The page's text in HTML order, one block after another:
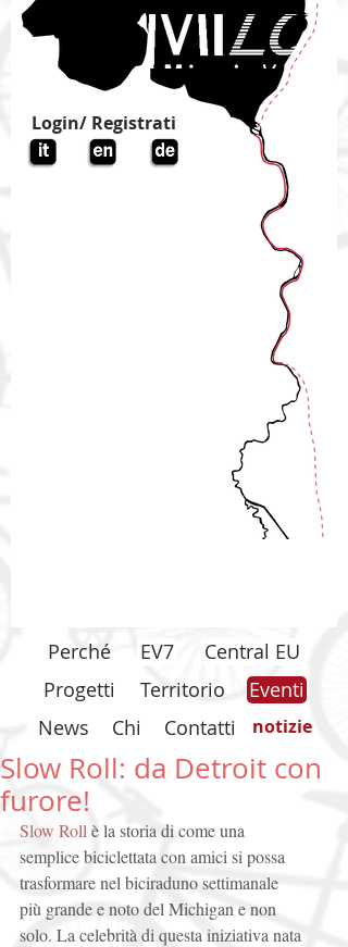
Login/ Registrati
Perché EV7
Central EU
Progetti
Territorio
Eventi
News
Chi Contatti notizie
Slow Roll: da Detroit con
furore!
Slow Roll è la storia di come una
semplice biciclettata con amici si possa
trasformare nel biciraduno settimanale
più grande e noto del Michigan e non
solo. La celebrità di questa iniziativa nata